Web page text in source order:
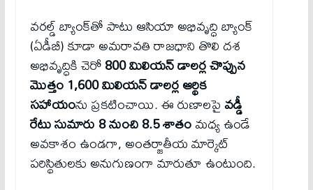
వరల్డ్ బ్యాంక్‌తో పాటు ఆసియా అభివృద్ధి బ్యాంక్
(ఏడీబీ) కూడా అమరావతి రాజధాని తొలి దశ
అభివృద్ధికి చెరో800 మిలియన్ డాలర్ల చొప్పున
మొత్తం 1,600 మిలియన్ డాలర్ల ఆర్థిక
సహాయంను ప్రకటించాయి. ఈ రుణాలపైవడ్డీ
రేటు సుమారు 8 నుంచి 8.5 శాతంమధ్య ఉండే
అవకాశం ఉండగా, అంతర్జాతీయ మార్కెట్
పరిస్థితులకు అనుగుణంగా మారుతూ ఉంటుంది.